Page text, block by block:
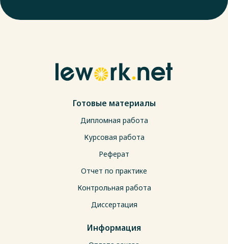
Готовые материалы
Дипломная работа
Курсовая работа
Реферат
Отчет по практике
Контрольная работа
Диссертация
Информация